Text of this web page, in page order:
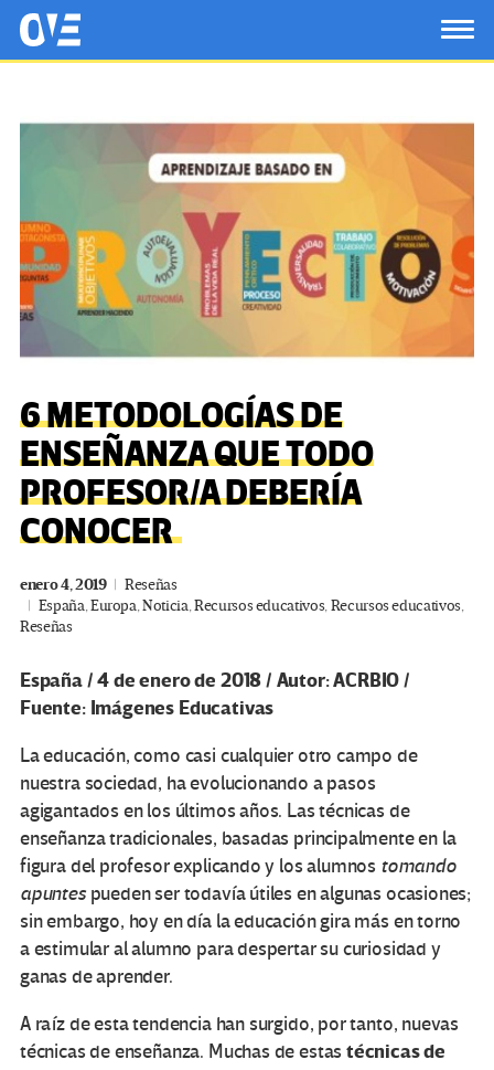
Saltar al contenido principal
OtrasVocesenEducacion.org
6 METODOLOGÍAS DE
ENSEÑANZA QUE TODO
PROFESOR/A DEBERÍA
CONOCER
enero 4, 2019
Reseñas
España,Europa,Noticia,Recursos educativos,Recursos educativos,
Reseñas
España / 4 de enero de 2018 / Autor: ACRBIO /
Fuente: Imágenes Educativas
La educación, como casi cualquier otro campo de
nuestra sociedad, ha evolucionando a pasos
agigantados en los últimos años. Las técnicas de
enseñanza tradicionales, basadas principalmente en la
figura del profesor explicando y los alumnos tomando
apuntespueden ser todavía útiles en algunas ocasiones;
sin embargo, hoy en día la educación gira más en torno
a estimular al alumno para despertar su curiosidad y
ganas de aprender.
A raíz de esta tendencia han surgido, por tanto, nuevas
técnicas de enseñanza. Muchas de estas técnicas de